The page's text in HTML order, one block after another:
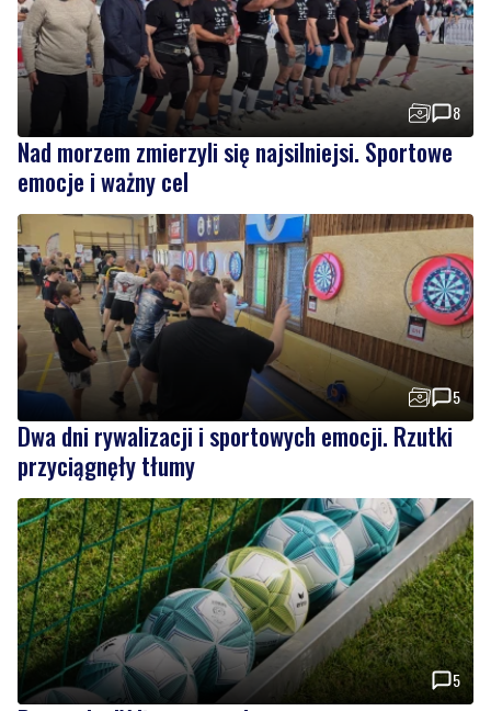
8
Nad morzem zmierzyli się najsilniejsi. Sportowe
emocje i ważny cel
5
Dwa dni rywalizacji i sportowych emocji. Rzutki
przyciągnęły tłumy
5